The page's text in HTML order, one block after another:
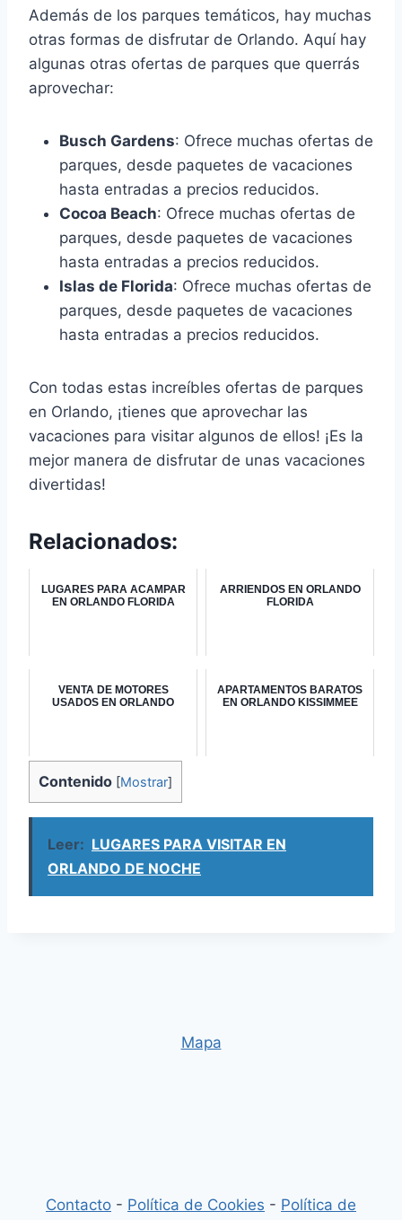
Además de los parques temáticos, hay muchas
otras formas de disfrutar de Orlando. Aquí hay
algunas otras ofertas de parques que querrás
aprovechar:
Busch Gardens: Ofrece muchas ofertas de
parques, desde paquetes de vacaciones
hasta entradas a precios reducidos.
Cocoa Beach: Ofrece muchas ofertas de
parques, desde paquetes de vacaciones
hasta entradas a precios reducidos.
Islas de Florida: Ofrece muchas ofertas de
parques, desde paquetes de vacaciones
hasta entradas a precios reducidos.
Con todas estas increíbles ofertas de parques
en Orlando, ¡tienes que aprovechar las
vacaciones para visitar algunos de ellos! ¡Es la
mejor manera de disfrutar de unas vacaciones
divertidas!
Relacionados:
LUGARES PARA ACAMPAR
EN ORLANDO FLORIDA
ARRIENDOS EN ORLANDO
FLORIDA
VENTA DE MOTORES
USADOS EN ORLANDO
APARTAMENTOS BARATOS
EN ORLANDO KISSIMMEE
Contenido [Mostrar]
Leer: LUGARES PARA VISITAR EN
ORLANDO DE NOCHE
Mapa
Contacto - Política de Cookies - Política de